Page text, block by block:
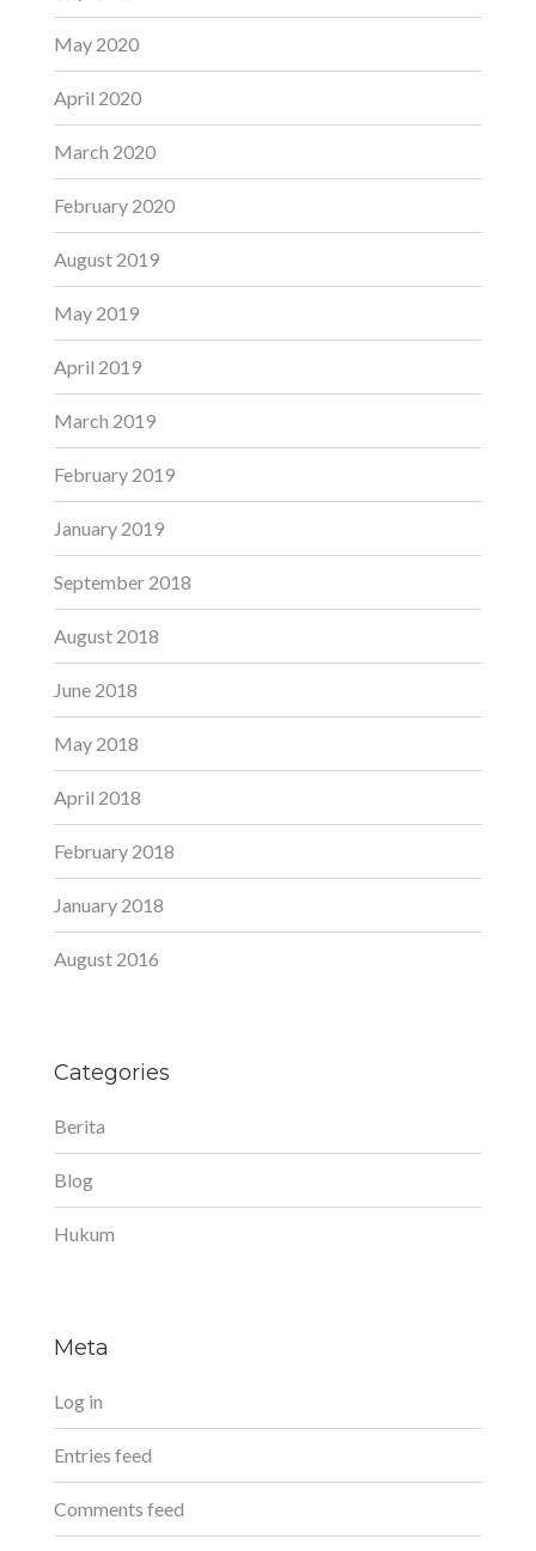
May 2020
April 2020
March 2020
February 2020
August 2019
May 2019
April 2019
March 2019
February 2019
January 2019
September 2018
August 2018
June 2018
May 2018
April 2018
February 2018
January 2018
August 2016
Categories
Berita
Blog
Hukum
Meta
Log in
Entries feed
Comments feed